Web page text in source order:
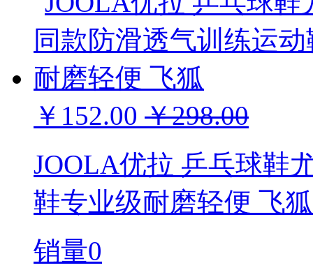
￥152.00 ￥298.00
JOOLA优拉 乒乓球鞋
鞋专业级耐磨轻便 飞狐
销量0